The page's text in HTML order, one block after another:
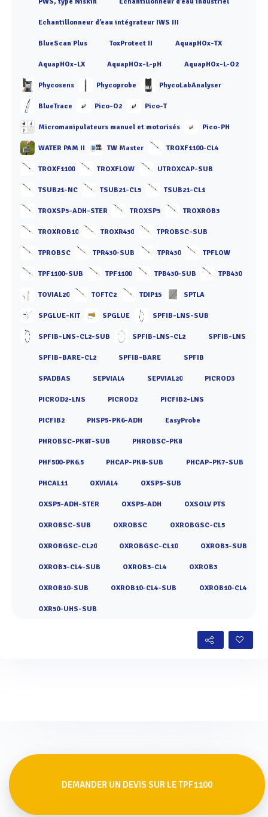
PWS, type Niskin Échantillonneur d’eau industriel
Echantillonneur d’eau intégrateur IWS III
BlueScan Plus ToxProtect II AquapHOx-TX
AquapHOx-LX AquapHOx-L-pH AquapHOx-L-O2
Phycosens Phycoprobe PhycoLabAnalyser
BlueTrace Pico-O2 Pico-T
Micromanipulateurs manuel et motorisés Pico-PH
WATER PAM II TW Master TROXF1100-CL4
TROXF1100 TROXFLOW UTROXCAP-SUB
TSUB21-NC TSUB21-CL5 TSUB21-CL1
TROXSP5-ADH-STER TROXSP5 TROXROB3
TROXROB10 TROXR430 TPROBSC-SUB
TPROBSC TPR430-SUB TPR430 TPFLOW
TPF1100-SUB TPF1100 TPB430-SUB TPB430
TOVIAL20 TOFTC2 TDIP15 SPTLA
SPGLUE-KIT SPGLUE SPFIB-LNS-SUB
SPFIB-LNS-CL2-SUB SPFIB-LNS-CL2 SPFIB-LNS
SPFIB-BARE-CL2 SPFIB-BARE SPFIB
SPADBAS SEPVIAL4 SEPVIAL20 PICROD3
PICROD2-LNS PICROD2 PICFIB2-LNS
PICFIB2 PHSP5-PK6-ADH EasyProbe
PHROBSC-PK8T-SUB PHROBSC-PK8
PHF500-PK6.5 PHCAP-PK8-SUB PHCAP-PK7-SUB
PHCAL11 OXVIAL4 OXSP5-SUB
OXSP5-ADH-STER OXSP5-ADH OXSOLV PTS
OXROBSC-SUB OXROBSC OXROBGSC-CL5
OXROBGSC-CL20 OXROBGSC-CL10 OXROB3-SUB
OXROB3-CL4-SUB OXROB3-CL4 OXROB3
OXROB10-SUB OXROB10-CL4-SUB OXROB10-CL4
OXR50-UHS-SUB
DEMANDER UN DEVIS SUR LE TPF1100